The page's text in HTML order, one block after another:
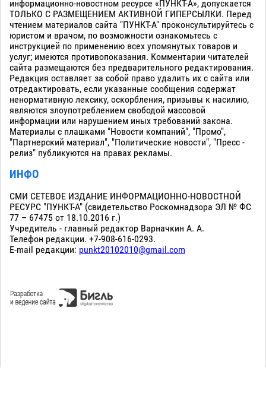
информационно-новостном ресурсе «ПУНКТ-А», допускается
ТОЛЬКО С РАЗМЕЩЕНИЕМ АКТИВНОЙ ГИПЕРСЫЛКИ. Перед
чтением материалов сайта "ПУНКТ-А" проконсультируйтесь с
юристом и врачом, по возможности ознакомьтесь с
инструкцией по применению всех упомянутых товаров и
услуг; имеются противопоказания. Комментарии читателей
сайта размещаются без предварительного редактирования.
Редакция оставляет за собой право удалить их с сайта или
отредактировать, если указанные сообщения содержат
ненормативную лексику, оскорбления, призывы к насилию,
являются злоупотреблением свободой массовой
информации или нарушением иных требований закона.
Материалы с плашками "Новости компаний", "Промо",
"Партнерский материал", "Политические новости", "Пресс -
релиз" публикуются на правах рекламы.
ИНФО
СМИ СЕТЕВОЕ ИЗДАНИЕ ИНФОРМАЦИОННО-НОВОСТНОЙ
РЕСУРС "ПУНКТ-А" (свидетельство Роскомнадзора ЭЛ № ФС
77 – 67475 от 18.10.2016 г.)
Учредитель - главный редактор Варначкин А. А.
Телефон редакции. +7-908-616-0293.
E-mail редакции: punkt20102010@gmail.com